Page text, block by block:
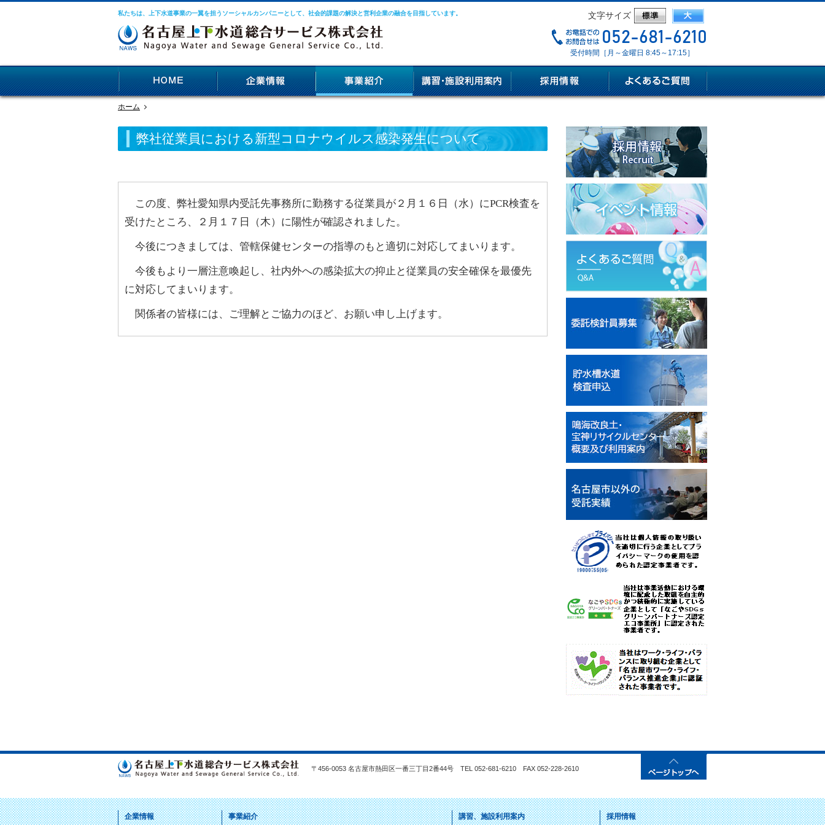
私たちは、上下水道事業の一翼を担うソーシャルカンパニーとして、社会的課題の解決と営利企業の融合を目指しています。 文字サイズ
受付時間［月～金曜日 8:45～17:15］
ホーム
弊社従業員における新型コロナウイルス感染発生について
この度、弊社愛知県内受託先事務所に勤務する従業員が２月１６日（水）にPCR検査を
受けたところ、２月１７日（木）に陽性が確認されました。
今後につきましては、管轄保健センターの指導のもと適切に対応してまいります。
今後もより一層注意喚起し、社内外への感染拡大の抑止と従業員の安全確保を最優先
に対応してまいります。
関係者の皆様には、ご理解とご協力のほど、お願い申し上げます。
〒456-0053 名古屋市熱田区一番三丁目2番44号 TEL 052-681-6210 FAX 052-228-2610
企業情報 事業紹介 講習、施設利用案内 採用情報